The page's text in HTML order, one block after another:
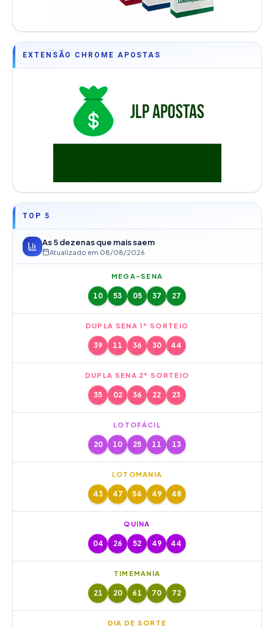
EXTENSÃO CHROME APOSTAS
TOP 5
As 5 dezenas que mais saem
Atualizado em 08/08/2026
MEGA-SENA
10 53 05 37 27
DUPLA SENA 1º SORTEIO
39 11 36 30 44
DUPLA SENA 2º SORTEIO
35 02 36 22 23
LOTOFÁCIL
20 10 25 11 13
LOTOMANIA
43 47 54 49 48
QUINA
04 26 52 49 44
TIMEMANIA
21 20 61 70 72
DIA DE SORTE